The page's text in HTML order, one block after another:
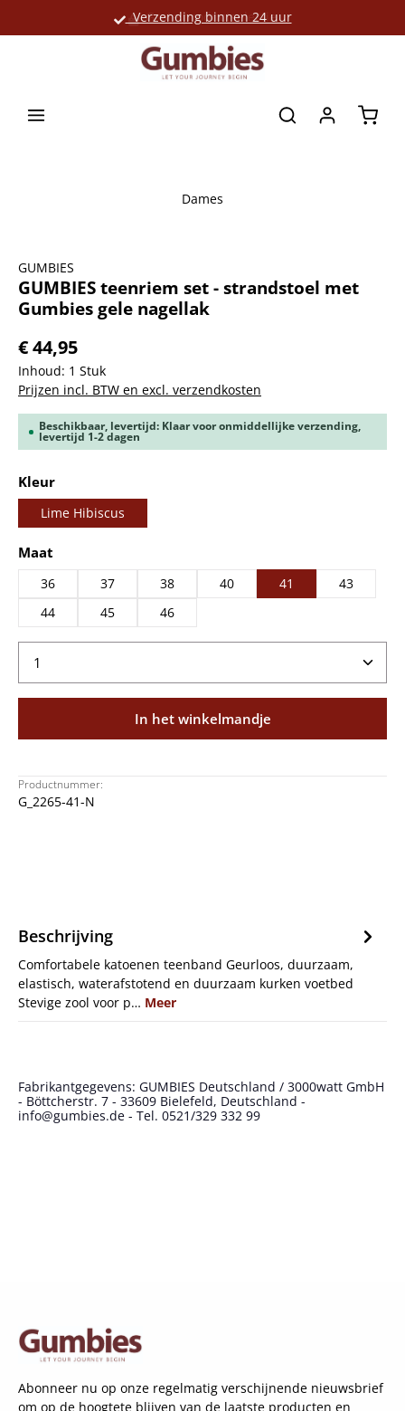
Verzending binnen 24 uur
Grote productselectie
Dames
GUMBIES
GUMBIES teenriem set - strandstoel met
Gumbies gele nagellak
€ 44,95
Inhoud: 1 Stuk
Prijzen incl. BTW en excl. verzendkosten
Beschikbaar, levertijd: Klaar voor onmiddellijke verzending,
levertijd 1-2 dagen
Selecteer
Kleur
Lime Hibiscus
Selecteer
Maat
36 37 38 40 41
43
44
45 46
Producthoeveelheid: Voer de gewenste
In het winkelmandje
Productnummer:
G_2265-41-N
Beschrijving
Comfortabele katoenen teenband Geurloos, duurzaam,
elastisch, waterafstotend en duurzaam kurken voetbed
Stevige zool voor p… Meer
Fabrikantgegevens: GUMBIES Deutschland / 3000watt GmbH
- Böttcherstr. 7 - 33609 Bielefeld, Deutschland -
info@gumbies.de - Tel. 0521/329 332 99
Abonneer nu op onze regelmatig verschijnende nieuwsbrief
om op de hoogtete blijven van de laatste producten en